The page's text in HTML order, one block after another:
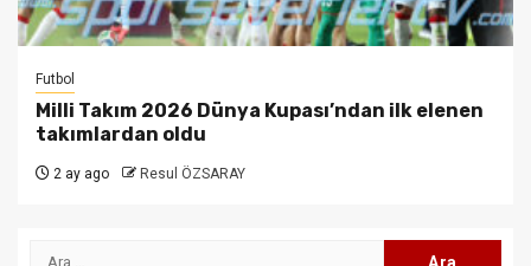
Futbol
Milli Takım 2026 Dünya Kupası’ndan ilk elenen
takımlardan oldu
2 ay ago Resul ÖZSARAY
Arama: